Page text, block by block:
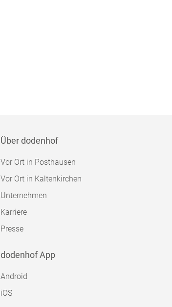
Über dodenhof
Vor Ort in Posthausen
Vor Ort in Kaltenkirchen
Unternehmen
Karriere
Presse
dodenhof App
Android
iOS